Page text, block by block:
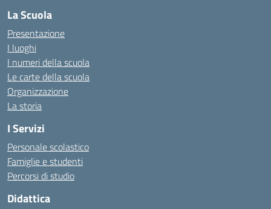
La Scuola
Presentazione
I luoghi
I numeri della scuola
Le carte della scuola
Organizzazione
La storia
I Servizi
Personale scolastico
Famiglie e studenti
Percorsi di studio
Didattica